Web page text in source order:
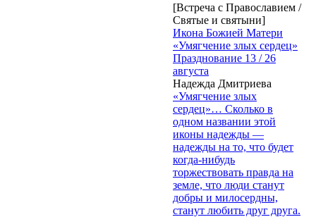
[Встреча с Православием /
Святые и святыни]
Икона Божией Матери
«Умягчение злых сердец»
Празднование 13 / 26
августа
Надежда Дмитриева
«Умягчение злых
сердец»… Сколько в
одном названии этой
иконы надежды —
надежды на то, что будет
когда-нибудь
торжествовать правда на
земле, что люди станут
добры и милосердны,
станут любить друг друга.